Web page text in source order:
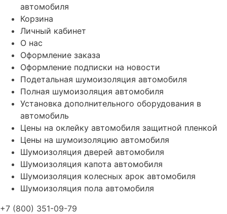
автомобиля
Корзина
Личный кабинет
О нас
Оформление заказа
Оформление подписки на новости
Подетальная шумоизоляция автомобиля
Полная шумоизоляция автомобиля
Установка дополнительного оборудования в
автомобиль
Цены на оклейку автомобиля защитной пленкой
Цены на шумоизоляцию автомобиля
Шумоизоляция дверей автомобиля
Шумоизоляция капота автомобиля
Шумоизоляция колесных арок автомобиля
Шумоизоляция пола автомобиля
+7 (800) 351-09-79